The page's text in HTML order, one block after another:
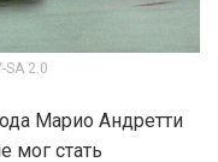
2.0
Марио Андретти
мог стать